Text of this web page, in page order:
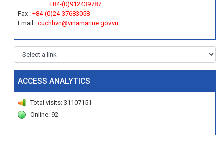
+84-(0)912439787
Fax : +84-(0)24-37683058
Email : cuchhvn@vinamarine.gov.vn
ACCESS ANALYTICS
Total visits: 31107151
Online: 92